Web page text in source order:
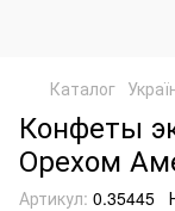
Каталог
Конфеты
Орехом
Артикул: 0.35445